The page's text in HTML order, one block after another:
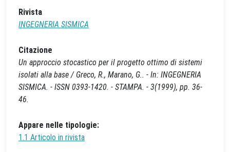
Rivista
INGEGNERIA SISMICA
Citazione
Un approccio stocastico per il progetto ottimo di sistemi
isolati alla base / Greco, R., Marano, G.. - In: INGEGNERIA
SISMICA. - ISSN 0393-1420. - STAMPA. - 3(1999), pp. 36-
46.
Appare nelle tipologie:
1.1 Articolo in rivista